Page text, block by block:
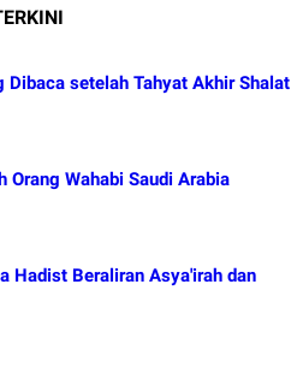
Dibaca setelah Tahyat Akhir Shalat
Orang Wahabi Saudi Arabia
Hadist Beraliran Asya'irah dan